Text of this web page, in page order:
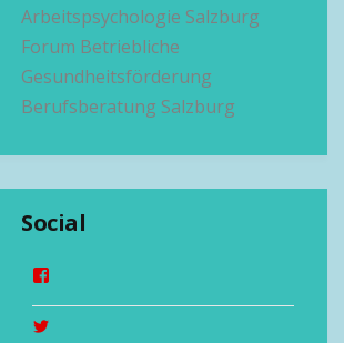
Arbeitspsychologie Salzburg
Forum Betriebliche
Gesundheitsförderung
Berufsberatung Salzburg
Social